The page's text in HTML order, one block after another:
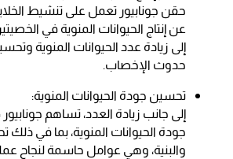
حقن جونابيور تعمل على تنشيط
عن إنتاج الحيوانات المنوية في
إلى زيادة عدد الحيوانات المنوية
حدوث الإخصاب.
تحسين جودة الحيوانات المنوية:
إلى جانب زيادة العدد، تساهم جونابيور
جودة الحيوانات المنوية، بما في ذلك
والبنية، وهي عوامل حاسمة لنجاح